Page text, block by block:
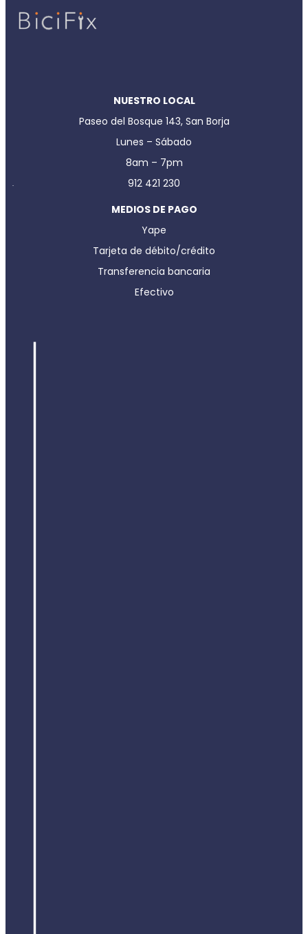
NUESTRO LOCAL
Paseo del Bosque 143, San Borja
Lunes – Sábado
8am – 7pm
912 421 230
MEDIOS DE PAGO
Yape
Tarjeta de débito/crédito
Transferencia bancaria
Efectivo